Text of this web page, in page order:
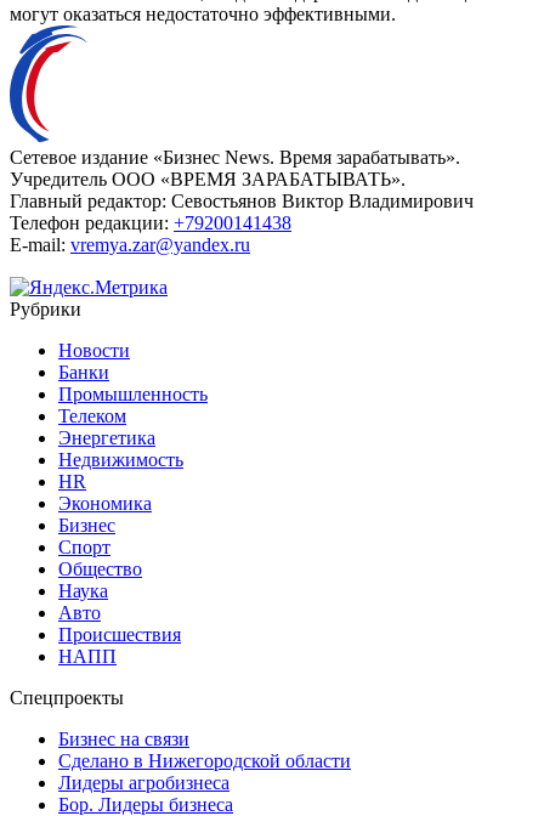
могут оказаться недостаточно эффективными.
Сетевое издание «Бизнес News. Время зарабатывать».
Учредитель ООО «ВРЕМЯ ЗАРАБАТЫВАТЬ».
Главный редактор: Севостьянов Виктор Владимирович
Телефон редакции: +79200141438
E-mail: vremya.zar@yandex.ru
Рубрики
Новости
Банки
Промышленность
Телеком
Энергетика
Недвижимость
HR
Экономика
Бизнес
Спорт
Общество
Наука
Авто
Происшествия
НАПП
Спецпроекты
Бизнес на связи
Сделано в Нижегородской области
Лидеры агробизнеса
Бор. Лидеры бизнеса